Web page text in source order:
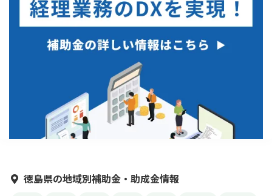
徳島県の地域別補助金・助成金情報